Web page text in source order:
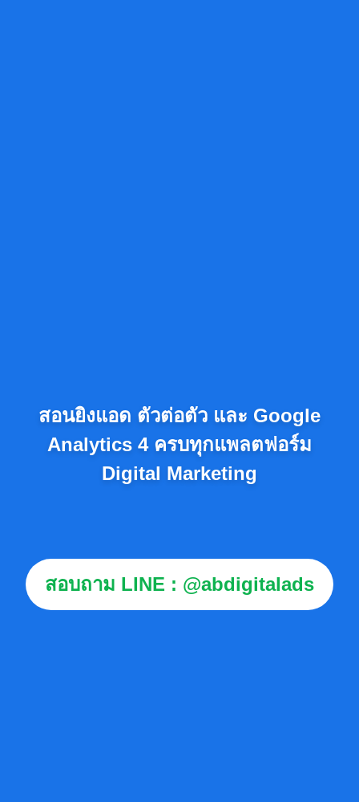
สอนยิงแอด ตัวต่อตัว และ Google
Analytics 4 ครบทุกแพลตฟอร์ม
Digital Marketing
สอบถาม LINE : @abdigitalads